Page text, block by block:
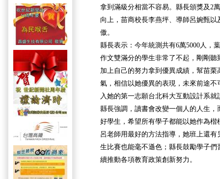
拿到滿級分相當不容易。縣長頒獎及2
向上，苗商校長李燕坪、導師呂婉甄
傲。
縣長表示：今年統測共有6萬5000人，
作文雙滿分的學生非常了不起，剛剛
加上自己的努力拿到優異成績，幫苗
氣，相信以她優異的表現，未來前途
入她的第一志願台北科大互動設計系就
縣長強調，讀書會改變一個人的人生
好學生，希望所有學子都能以她作為
呂老師用最好的方法指導，她班上還
生比賽也能毫不遜色；縣長鼓勵學子
續推動各項教育政策創新努力。